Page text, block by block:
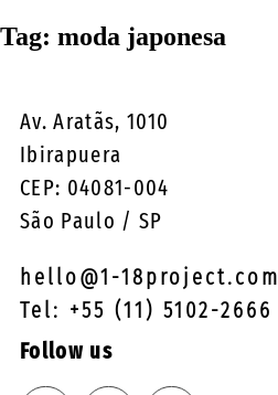
Tag: moda japonesa
Av. Aratãs, 1010
Ibirapuera
CEP: 04081-004
São Paulo / SP
hello@1-18project.com
Tel: +55 (11) 5102-2666
Follow us